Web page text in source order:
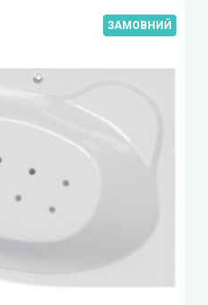
ЗАМОВНИЙ